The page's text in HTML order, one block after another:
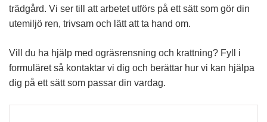
trädgård. Vi ser till att arbetet utförs på ett sätt som gör din
utemiljö ren, trivsam och lätt att ta hand om.
Vill du ha hjälp med ogräsrensning och krattning? Fyll i
formuläret så kontaktar vi dig och berättar hur vi kan hjälpa
dig på ett sätt som passar din vardag.